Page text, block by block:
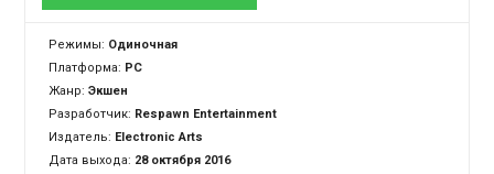
Режимы: Одиночная
Платформа: PC
Жанр:Экшен
Разработчик: Respawn Entertainment
Издатель: Electronic Arts
Дата выхода: 28 октября 2016